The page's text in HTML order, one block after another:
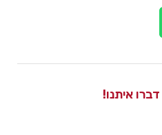
דברו איתנו!